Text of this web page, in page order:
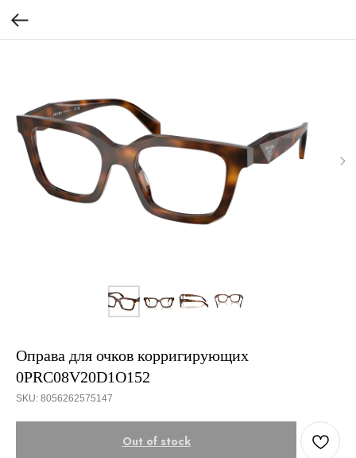
Оправа для очков корригирующих
0PRC08V20D1O152
SKU: 8056262575147
Out of stock